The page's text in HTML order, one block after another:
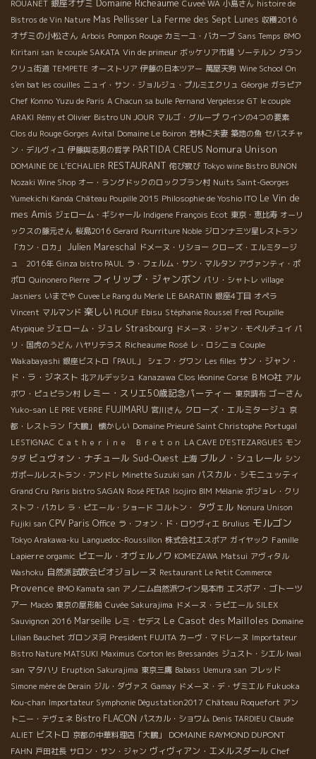
ROUANET 銀座オザミ Domaine Richeaume Cuveé WA 小島さん histoire de
Bistros de Vin Nature Mas Pellisser La Ferme des Sept Lunes 収穫2016
オザミの小松さん Arbois Pompon Rouge カミーユ・バカーブ Sans Temps BMO
Kiritani san le couple SAKATA Vin de primeur ボッケリア市場 ソーテルン グラン
クリュ街道 TEMPETE オーストリア 伊藤の日本ツアー 萬屋天狗 Wine School On
s'en bat les couilles ニュイ・サン・ジョルジュ・プルミエクリュ Géorgie ガラピア
Chef Konno Yuzu de Paris A Chacun sa bulle Pernand Vergelesse GT le couple
ARAKI Rémy et Olivier Bistro UN JOUR マルゴ・グループ ワインの4つの要素
Clos du Rouge Gorges Avital Domaine Le Boiron 若林ご夫妻 築地の魚 セバスチャ
ン・デルヴィユ 伊藤與志男の哲学 PARTIDA CREUS Nomura Unison
DOMAINE DE L'ECHALIER RESTAURANT 侘び寂び Tokyo wine Bistro BUNON
Nozaki Wine Shop オー・ラングドックのロックブラン村 Nuits Saint-Georges
Yumekichi Kanda Château Poupille 2015 Philosophie de Yoshio ITO Le Vin de
mes Amis ジェローム・ギシャール Indigene François Ecot 東京・恵比寿 オーリ
ックスの藤元さん 桜島2016 Gerard Pourriture Noble ジロンナ三ツ星レストラン
「カン・ロカ」
Julien Mareschal ドメーヌ・リショー クローズ・エルミタージ
ュ 2016年 Ginza bistro PAUL ラ・フェルム・サン・マルタン アヴァンティ・ポ
ポロ Quinonero Pierre フィリップ・ジャンボン パリ・シャトレ village
Jasniers いまでや Cuvee Le Rang du Merle LE BARATIN 銀座4丁目 オペラ
Vincent マルマンド 楽しい PLOUF Ebisu Stéphanie Roussel Fred Poupille
Atypique ジェローム・ジュレ Strasbourg ドメーヌ・ジャン・モペルチュイ パ
リ・国虎のうどん ハヤリテラス Richeaume Rosé レ・ロシニョ Couple
Wakabayashi 銀座ビストロ「PAUL」 シェフ・グワン Les filles サン・ジャン・
ド・ラ・ジネスト 北アルデッシュ Kanazawa Clos léonine Corse ＢＭО社 アル
ボワ・ピュピラン村 レミー・スリエ50歳記念パーティー 東京調布 ゴーさん
Yuko-san LE PRE VERRE FUJIMARU 宮川さん クローズ・エルミタージュ 京
都・レストラン「大鵬」
懐かしい Domaine Prieuré Saint Christophe Portugal
LESTIGNAC Ｃａｔｈｅｒｉｎｅ Ｂｒｅｔｏｎ LA CAVE D’ESTEZARGUES モン
タダ ビュヴォン・ナチュール Sud-Ouest 上海 ブルノ・シュレール シン
ガポールレストラン・アンドレ Minette Suzuki san パスカル・シモニュッティ
Grand Cru Paris bistro SAGAN Rosé PETAR Isojiro BIM Mélanie ボジョレ・クリ
ストフ・パカレ ラ・ピエール・ショード コルトン・ タヴェル Nonura Unison
Fujiki san CPV Paris Office ラ・フォン・ド・ロりヴィエ Brulius モルゴン
Tokyo Arakawa-ku Languedoc-Roussillon 株式会社エスポア ガイヤック Famille
Lapierre orgamic ピエール・オヴェルノワ KOMEZAWA Matsui アヴィタル
Washoku 自然派試飲会ビオジョレーヌ Restaurant Le Petit Commerce
Provence BMO Kamata san アノニム自然派ワイン見本市 エスポア・ゴトーツ
アー Macéo 東京の屋形船 Cuvée Sakurajima ドメーヌ・ラピエール SILEX
Sauvignon 2016 Marseille レミ・セデス Le Casot des Mailloles Domaine
Lilian Bauchet ガロンヌ河 President FUJITA カーヴ・マドレーヌ Importateur
Bistro Nature MATSUKI Maximus Corton les Bressandes ジュスト・シエル Iwai
san マタハリ Eruption Sakurajima 東京三鷹 Babass Uemura san フレッド
Simone mère de Derain ジル・ダヴァス Gamay ドメーヌ・デ・ザミエル Fukuoka
Kou-chan Importateur Symphonie Dégustation2017 Château Roquefort アン
トニー・テヴェネ Bistro FLACON パスカル・ショワム Denis TARDIEU Claude
ALIET ビストロ 京都の中華料理店「大鵬」
DOMAINE RAYMOND DUPONT
FAHN 戸田社長 サロン・サン・ジャン ヴィヴィアン・エメルスダール Chef